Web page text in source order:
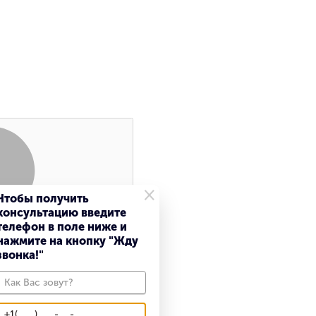
Поиск
×
получить
введите
в поле ниже и
на кнопку "Жду